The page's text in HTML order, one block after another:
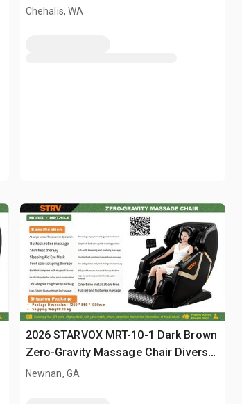
(Unused)
Chehalis, WA
2026 STARVOX MRT-10-1 Dark Brown
Zero-Gravity Massage Chair Divers
(Unused)
Newnan, GA